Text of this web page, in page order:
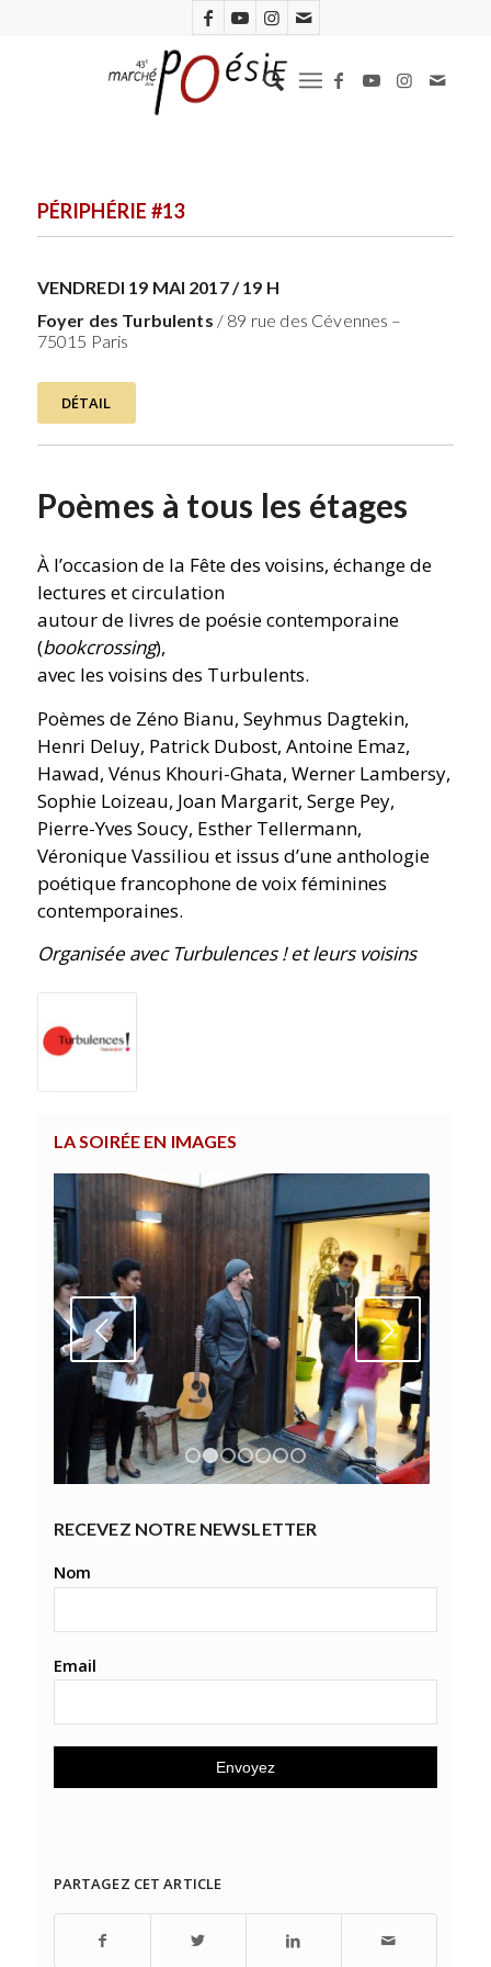
PÉRIPHÉRIE #13
VENDREDI 19 MAI 2017 / 19 H
Foyer des Turbulents / 89 rue des Cévennes –
75015 Paris
DÉTAIL
Poèmes à tous les étages
À l’occasion de la Fête des voisins, échange de
lectures et circulation
autour de livres de poésie contemporaine
(bookcrossing),
avec les voisins des Turbulents.
Poèmes de Zéno Bianu, Seyhmus Dagtekin,
Henri Deluy, Patrick Dubost, Antoine Emaz,
Hawad, Vénus Khouri-Ghata, Werner Lambersy,
Sophie Loizeau, Joan Margarit, Serge Pey,
Pierre-Yves Soucy, Esther Tellermann,
Véronique Vassiliou et issus d’une anthologie
poétique francophone de voix féminines
contemporaines.
Organisée avec Turbulences ! et leurs voisins
LA SOIRÉE EN IMAGES
Suivant
1 2 3 4 5 6 7
RECEVEZ NOTRE NEWSLETTER
Nom
Email
PARTAGEZ CET ARTICLE